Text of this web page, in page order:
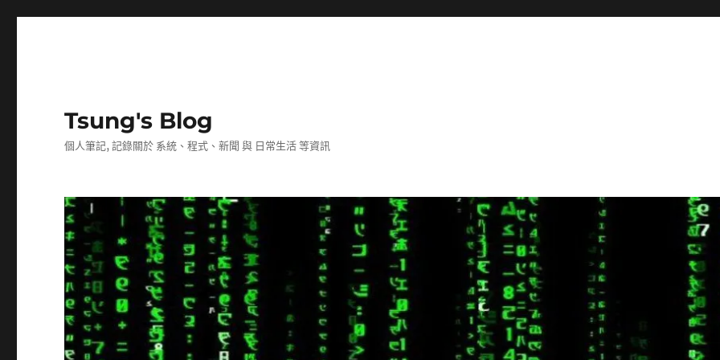
Tsung's Blog
個人筆記, 記錄關於 系統、程式、新聞 與 日常生活 等資訊